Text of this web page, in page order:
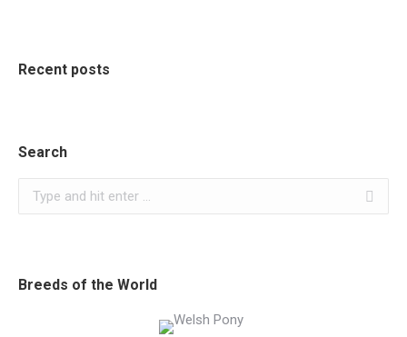
Recent posts
Search
Search:
Breeds of the World